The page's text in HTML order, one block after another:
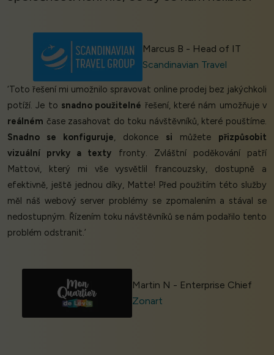
Marcus B - Head of IT
Scandinavian Travel
‘Toto řešení mi umožnilo spravovat online prodej bez jakýchkoli
potíží. Je to snadno použitelné řešení, které nám umožňuje v
reálném čase zasahovat do toku návštěvníků, které pouštíme.
Snadno se konfiguruje , dokonce si můžete přizpůsobit
vizuální prvky a texty fronty. Zvláštní poděkování patří
Mattovi, který mi vše vysvětlil francouzsky, dostupně a
efektivně, ještě jednou díky, Matte! Před použitím této služby
měl náš webový server problémy se zpomalením a stával se
nedostupným. Řízením toku návštěvníků se nám podařilo tento
problém odstranit.’
Martin N - Enterprise Chief
Zonart